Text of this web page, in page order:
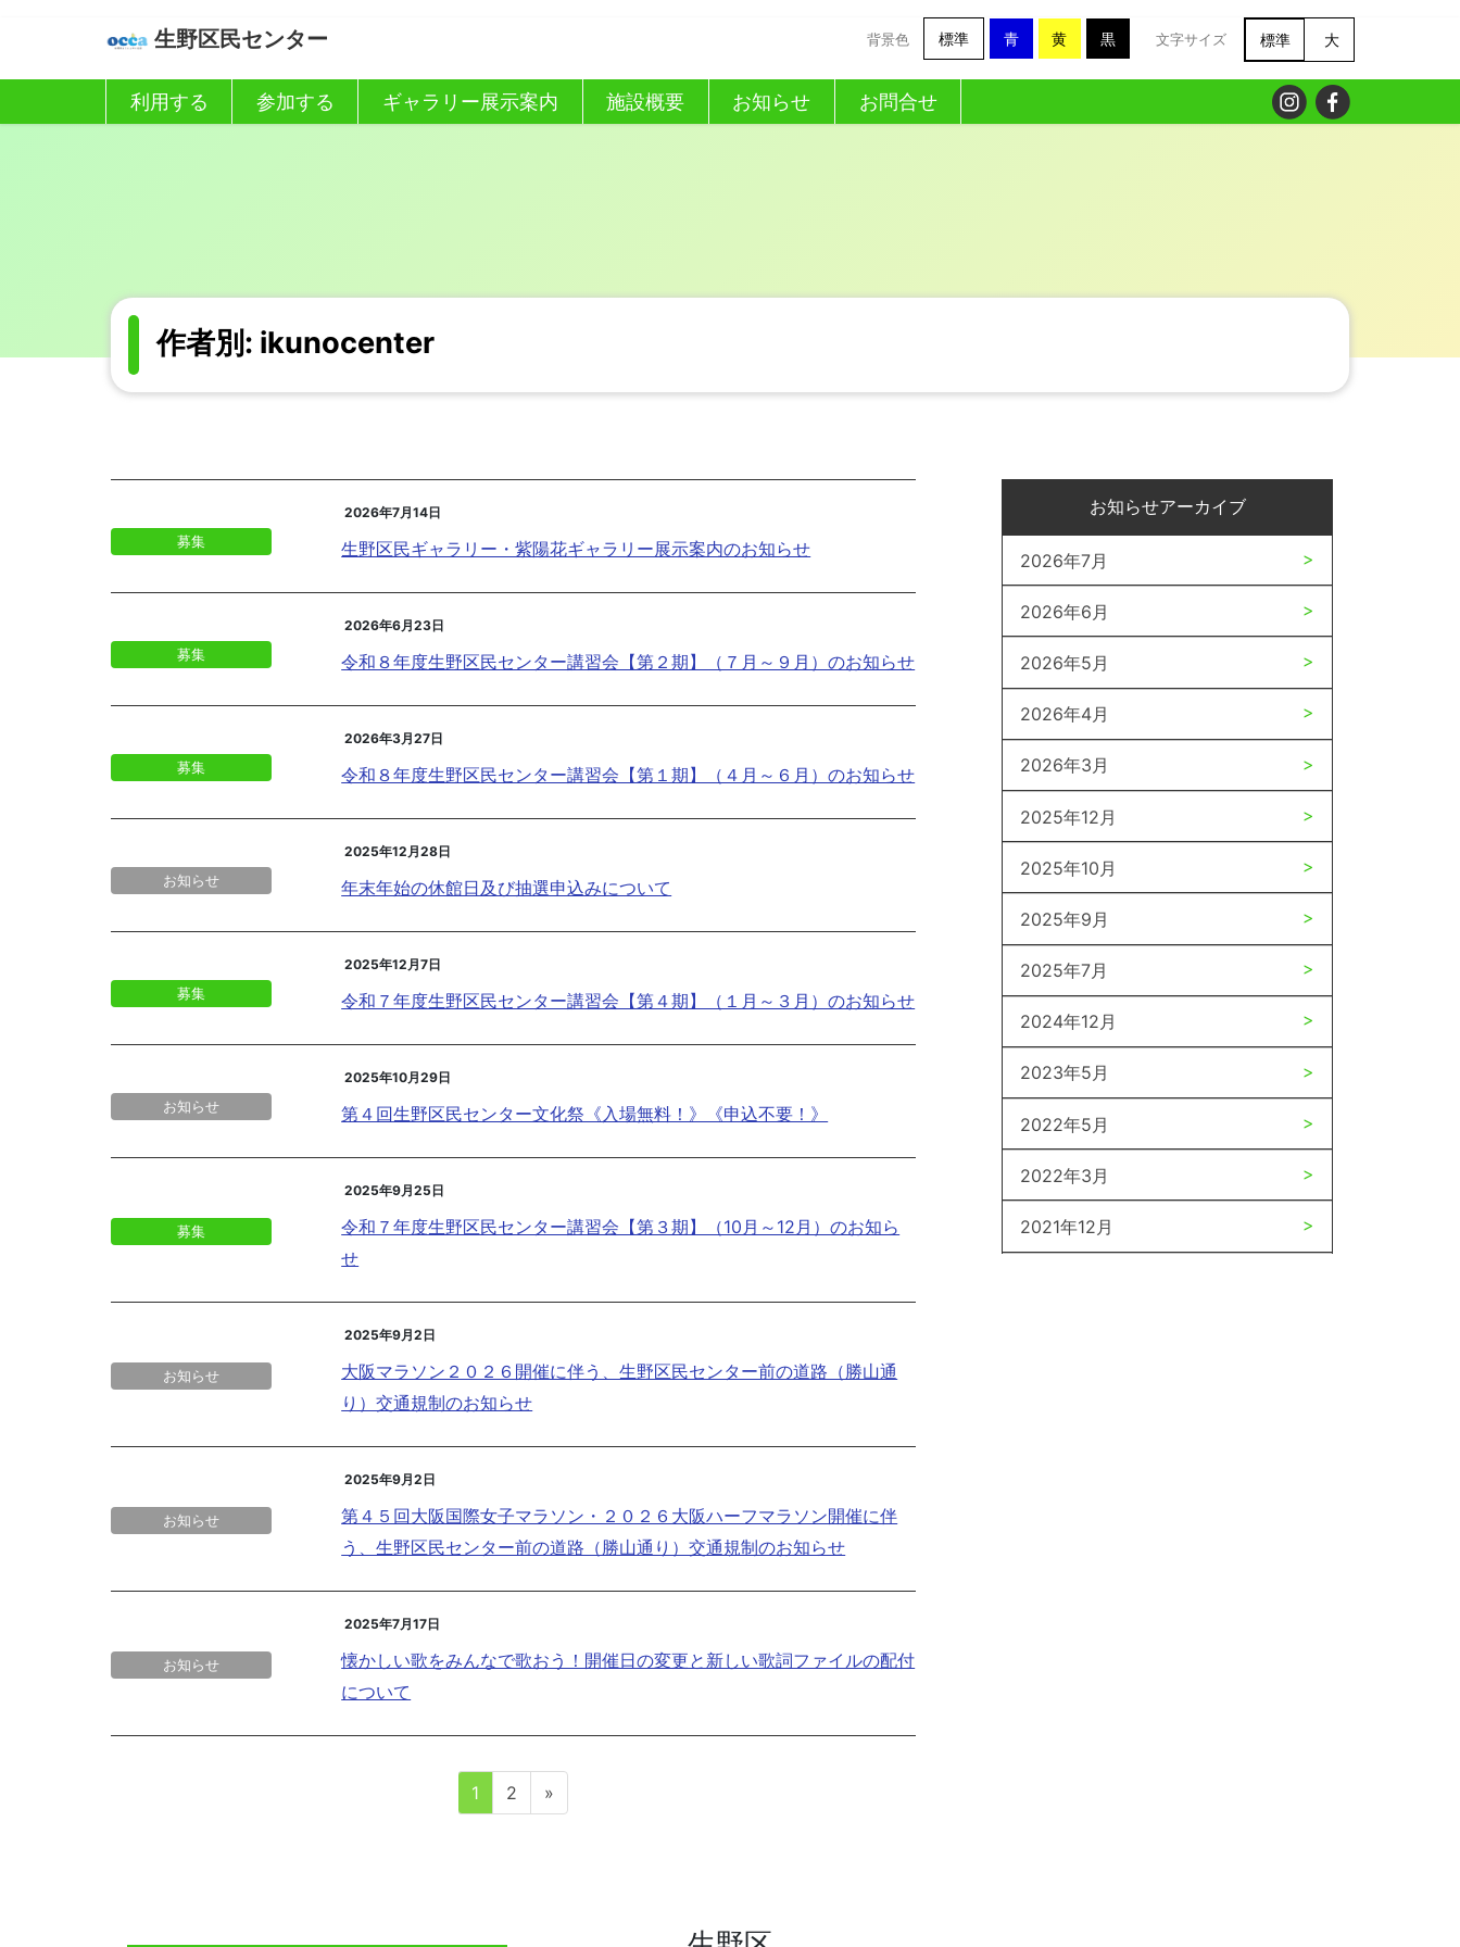
生野区民センター 背景色 標準 青 黄 黒 文字サイズ 標準 大
利用する 参加する ギャラリー展示案内 施設概要 お知らせ お問合せ
作者別: ikunocenter
募集
2026年7月14日
生野区民ギャラリー・紫陽花ギャラリー展示案内のお知らせ
募集
2026年6月23日
令和８年度生野区民センター講習会【第２期】（７月～９月）のお知らせ
募集
2026年3月27日
令和８年度生野区民センター講習会【第１期】（４月～６月）のお知らせ
お知らせ
2025年12月28日
年末年始の休館日及び抽選申込みについて
募集
2025年12月7日
令和７年度生野区民センター講習会【第４期】（１月～３月）のお知らせ
お知らせ
2025年10月29日
第４回生野区民センター文化祭《入場無料！》《申込不要！》
募集
2025年9月25日
令和７年度生野区民センター講習会【第３期】（10月～12月）のお知ら
せ
お知らせ
2025年9月2日
大阪マラソン２０２６開催に伴う、生野区民センター前の道路（勝山通
り）交通規制のお知らせ
お知らせ
2025年9月2日
第４５回大阪国際女子マラソン・２０２６大阪ハーフマラソン開催に伴
う、生野区民センター前の道路（勝山通り）交通規制のお知らせ
お知らせ
2025年7月17日
懐かしい歌をみんなで歌おう！開催日の変更と新しい歌詞ファイルの配付
について
固
定
1
固
定
2 »
お知らせアーカイブ
2026年7月
2026年6月
2026年5月
2026年4月
2026年3月
2025年12月
2025年10月
2025年9月
2025年7月
2024年12月
2023年5月
2022年5月
2022年3月
2021年12月